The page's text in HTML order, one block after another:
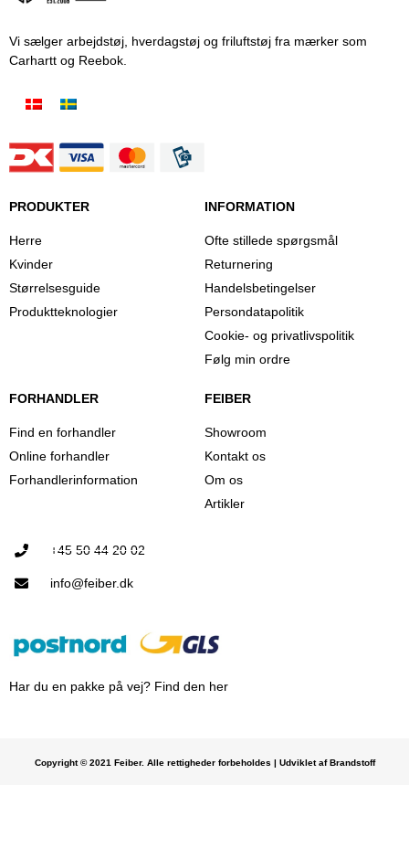
Vi sælger arbejdstøj, hverdagstøj og friluftstøj fra mærker som
Carhartt og Reebok.
PRODUKTER
Herre
Kvinder
Størrelsesguide
Produktteknologier
INFORMATION
Ofte stillede spørgsmål
Returnering
Handelsbetingelser
Persondatapolitik
Cookie- og privatlivspolitik
Følg min ordre
FORHANDLER
Find en forhandler
Online forhandler
Forhandlerinformation
FEIBER
Showroom
Kontakt os
Om os
Artikler
+45 50 44 20 02
info@feiber.dk
Har du en pakke på vej? Find den her
Copyright © 2021 Feiber. Alle rettigheder forbeholdes | Udviklet af Brandstoff